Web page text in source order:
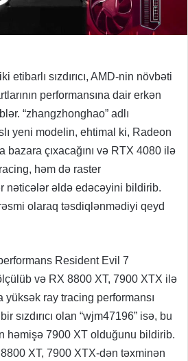
etibarlı sızdırıcı, AMD-nin növbəti
performansına dair erkən
“zhangzhonghao” adlı
yeni modelin, ehtimal ki, Radeon
bazara çıxacağını və RTX 4080 ilə
həm də raster
nəticələr əldə edəcəyini bildirib.
olaraq təsdiqlənmədiyi qeyd
Resident Evil 7
və RX 8800 XT, 7900 XTX ilə
ray tracing performansı
sızdırıcı olan “wjm47196” isə, bu
həmişə 7900 XT olduğunu bildirib.
XT, 7900 XTX-dən təxminən